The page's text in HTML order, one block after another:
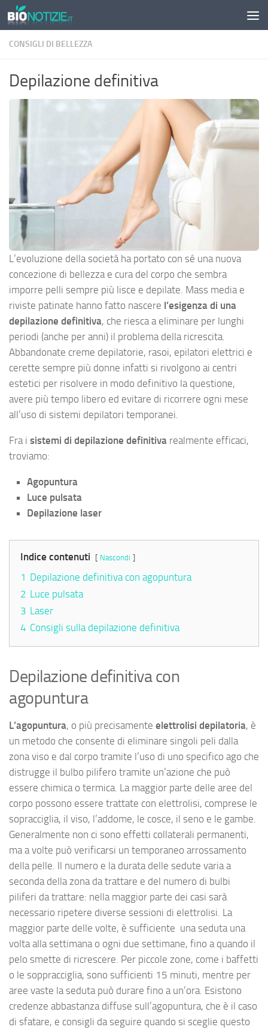
Sotto il contenuto
CONSIGLI DI BELLEZZA
Depilazione definitiva
L’evoluzione della società ha portato con sé una nuova
concezione di bellezza e cura del corpo che sembra
imporre pelli sempre più lisce e depilate. Mass media e
riviste patinate hanno fatto nascere l’esigenza di una
depilazione definitiva, che riesca a eliminare per lunghi
periodi (anche per anni) il problema della ricrescita.
Abbandonate creme depilatorie, rasoi, epilatori elettrici e
cerette sempre più donne infatti si rivolgono ai centri
estetici per risolvere in modo definitivo la questione,
avere più tempo libero ed evitare di ricorrere ogni mese
all’uso di sistemi depilatori temporanei.
Fra i sistemi di depilazione definitiva realmente efficaci,
troviamo:
Agopuntura
Luce pulsata
Depilazione laser
Indice contenuti Nascondi
1 Depilazione definitiva con agopuntura
2 Luce pulsata
3 Laser
4 Consigli sulla depilazione definitiva
Depilazione definitiva con
agopuntura
L’agopuntura, o più precisamente elettrolisi depilatoria, è
un metodo che consente di eliminare singoli peli dalla
zona viso e dal corpo tramite l’uso di uno specifico ago che
distrugge il bulbo pilifero tramite un’azione che può
essere chimica o termica. La maggior parte delle aree del
corpo possono essere trattate con elettrolisi, comprese le
sopracciglia, il viso, l’addome, le cosce, il seno e le gambe.
Generalmente non ci sono effetti collaterali permanenti,
ma a volte può verificarsi un temporaneo arrossamento
della pelle. Il numero e la durata delle sedute varia a
seconda della zona da trattare e del numero di bulbi
piliferi da trattare: nella maggior parte dei casi sarà
necessario ripetere diverse sessioni di elettrolisi. La
maggior parte delle volte, è sufficiente una seduta una
volta alla settimana o ogni due settimane, fino a quando il
pelo smette di ricrescere. Per piccole zone, come i baffetti
o le soppracciglia, sono sufficienti 15 minuti, mentre per
aree vaste la seduta può durare fino a un’ora. Esistono
credenze abbastanza diffuse sull’agopuntura, che è il caso
di sfatare, e consigli da seguire quando si sceglie questo